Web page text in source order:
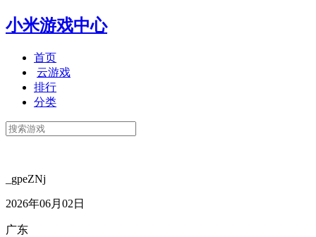
小米游戏中心
首页
云游戏
排行
分类
_gpeZNj
2026年06月02日
广东